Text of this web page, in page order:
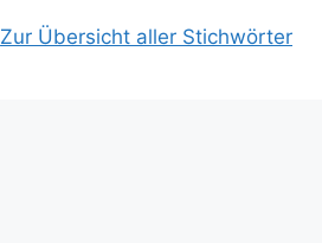
Zur Übersicht aller Stichwörter